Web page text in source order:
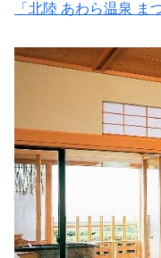
「北陸 あわら温泉 ま